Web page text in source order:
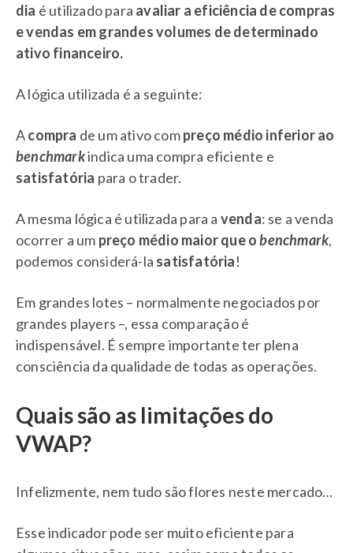
dia é utilizado para avaliar a eficiência de compras
e vendas em grandes volumes de determinado
ativo financeiro.
A lógica utilizada é a seguinte:
Acompra de um ativo compreço médio inferior ao
benchmarkindica uma compra eficiente e
satisfatória para o trader.
A mesma lógica é utilizada para a venda: se a venda
ocorrer a um preço médio maior que obenchmark,
podemos considerá-la satisfatória!
Em grandes lotes – normalmente negociados por
grandes players –, essa comparação é
indispensável. É sempre importante ter plena
consciência da qualidade de todas as operações.
Quais são as limitações do
VWAP?
Infelizmente, nem tudo são flores neste mercado…
Esse indicador pode ser muito eficiente para